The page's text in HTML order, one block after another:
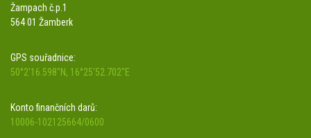
Žampach č.p.1
564 01 Žamberk
GPS souřadnice:
50°2'16.598"N, 16°25'52.702"E
Konto finančních darů:
10006-102125664/0600